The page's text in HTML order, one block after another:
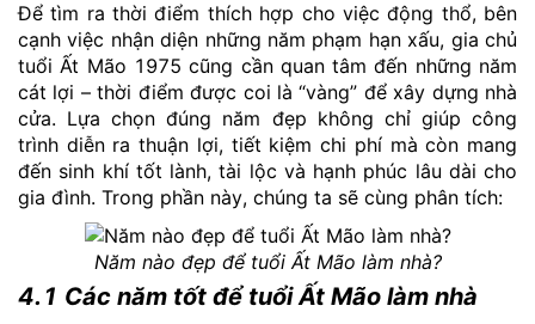
Để tìm ra thời điểm thích hợp cho việc động thổ, bên
cạnh việc nhận diện những năm phạm hạn xấu, gia chủ
tuổi Ất Mão 1975 cũng cần quan tâm đến những năm
cát lợi – thời điểm được coi là “vàng” để xây dựng nhà
cửa. Lựa chọn đúng năm đẹp không chỉ giúp công
trình diễn ra thuận lợi, tiết kiệm chi phí mà còn mang
đến sinh khí tốt lành, tài lộc và hạnh phúc lâu dài cho
gia đình. Trong phần này, chúng ta sẽ cùng phân tích:
Năm nào đẹp để tuổi Ất Mão làm nhà?
4.1 Các năm tốt để tuổi Ất Mão làm nhà